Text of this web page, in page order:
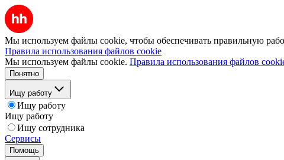
Мы используем файлы cookie, чтобы обеспечивать правильную
Правила использования файлов cookie
Мы используем файлы cookie. Правила использования файлов
Понятно
Ищу работу
Ищу работу
Ищу работу
Ищу сотрудника
Сервисы
Помощь